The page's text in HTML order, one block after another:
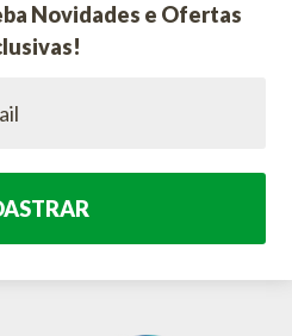
Novidades e Ofertas